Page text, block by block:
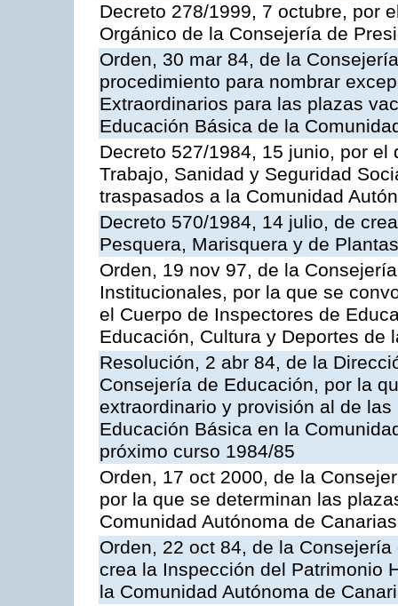
Decreto 278/1999, 7 octubre, por
Orgánico de la Consejería de
Orden, 30 mar 84, de la
procedimiento para nombrar
Extraordinarios para las plazas
Educación Básica de la
Decreto 527/1984, 15 junio, por
Trabajo, Sanidad y Seguridad
traspasados a la Comunidad
Decreto 570/1984, 14 julio, de
Pesquera, Marisquera y de
Orden, 19 nov 97, de la
Institucionales, por la que se
el Cuerpo de Inspectores de
Educación, Cultura y Deportes de
Resolución, 2 abr 84, de la
Consejería de Educación, por la
extraordinario y provisión al de
Educación Básica en la
próximo curso 1984/85
Orden, 17 oct 2000, de la
por la que se determinan las
Comunidad Autónoma de Canarias
Orden, 22 oct 84, de la
crea la Inspección del Patrimonio
la Comunidad Autónoma de